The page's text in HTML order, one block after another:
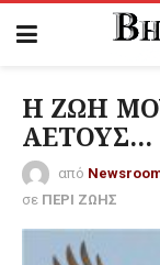
Η ΖΩΗ
ΑΕΤΟΥΣ…
από
σε ΠΕΡΙ ΖΩΗΣ